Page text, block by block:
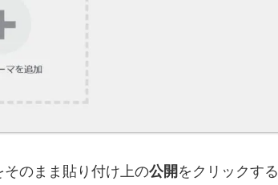
のまま貼り付け上の公開 をクリックする